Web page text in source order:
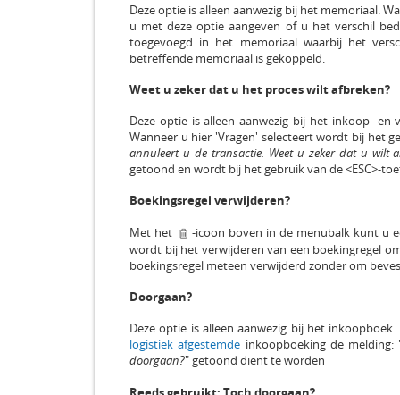
Deze optie is alleen aanwezig bij het memoriaal.
u met deze optie aangeven of u het verschil
toegevoegd in het memoriaal waarbij het
betreffende memoriaal is gekoppeld.
Weet u zeker dat u het proces wilt afbreken?
Deze optie is alleen aanwezig bij het inkoop-
Wanneer u hier 'Vragen' selecteert wordt bij het
annuleert u de transactie. Weet u zeker dat u wilt
getoond en wordt bij het gebruik van de <ESC>-
Boekingsregel verwijderen?
Met het
-icoon boven in de menubalk kunt u
wordt bij het verwijderen van een boekingregel
boekingsregel meteen verwijderd zonder om
Doorgaan?
Deze optie is alleen aanwezig bij het
logistiek afgestemde inkoopboeking de melding:
doorgaan?" getoond dient te worden